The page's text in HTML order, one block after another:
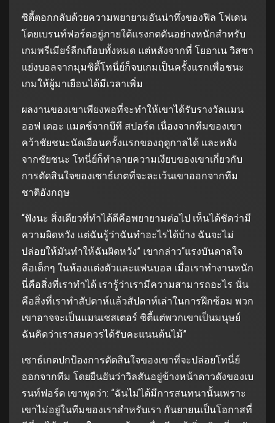
ซิตี้ตอกกลับด้วยความพยายามอันน่าทึ่งของฟิล โฟเดน
โดยเบรนท์ฟอร์ดอยู่ภายใต้แรงกดดันอย่างหนักสำหรับ
เกมพรีเมียร์ลีกเกือบทั้งหมด แต่หลังจากที่ โยอาเน วิสซา
แย่งบอลจากมุมซิตี้โทนี่ย์ก็จบเกมเป็นครั้งแรกเพื่อชนะ
เกมให้ผู้มาเยือนได้มีเวลาเพิ่ม
ผลงานของเขาเพียงพอที่จะทำให้เขาได้รับรางวัลแมน
ออฟ เดอะ แมตช์จากบีที สปอร์ต เนื่องจากทีมของเขา
คว้าชัยชนะนัดเยือนครั้งแรกของฤดูกาลได้ และหลัง
จากชัยชนะ โทนี่ย์ก็ทำลายความเงียบของเขาเกี่ยวกับ
การตัดสินใจของเซาธ์เกตที่จะละเว้นเขาออกจากทีม
ชาติอังกฤษ
“ฟังนะ สิ่งเดียวที่ทำได้ดีคือพยายามต่อไป เห็นได้ชัดว่ามี
ความผิดหวัง แต่ฉันรู้ว่าฉันทำอะไรได้บ้าง ฉันจะไม่
ปล่อยให้มันทำให้ฉันผิดหวัง” เขากล่าว“แรงบันดาลใจ
คือเด็กๆ ในห้องแต่งตัวและแฟนบอล เมื่อเราทำงานหนัก
นี่คือสิ่งที่เราทำได้ เรารู้ว่าเรามีความสามารถอะไร นั่น
คือสิ่งที่เราทำสัปดาห์แล้วสัปดาห์เล่าในการฝึกซ้อม พวก
เขาอาจจะเป็นแมนเชสเตอร์ ซิตี้แต่พวกเขาเป็นมนุษย์
ฉันคิดว่าเราสมควรได้รับคะแนนต้นไม้”
เซาธ์เกตปกป้องการตัดสินใจของเขาที่จะปล่อยโทนี่ย์
ออกจากทีม โดยยืนยันว่าวิลสันอยู่ข้างหน้าดาวดังของเบ
รนท์ฟอร์ด เขาพูดว่า: “ฉันไม่ได้มีการสนทนานั้นเพราะ
เขาไม่อยู่ในทีมของเราสำหรับเรา กันยายนเป็นโอกาสที่